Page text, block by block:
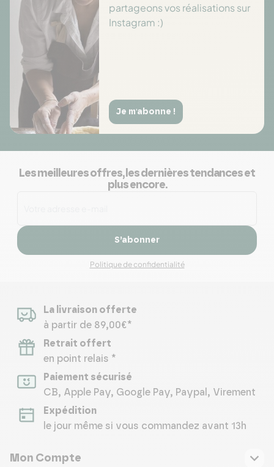
partageons vos réalisations sur
Instagram :)
Je m'abonne !
Les meilleures offres, les dernières tendances et
plus encore.
S’abonner
Politique de confidentialité
La livraison offerte
à partir de 89,00€*
Retrait offert
en point relais *
Paiement sécurisé
CB, Apple Pay, Google Pay, Paypal, Virement
Expédition
le jour même si vous commandez avant 13h
Mon Compte